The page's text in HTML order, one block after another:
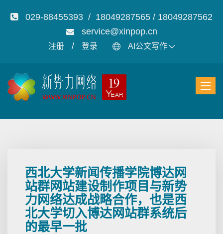
029-88455393 / 18049287565 / 18049287562
service@xinpop.cn
注册 / 登录 AI公文写作
西北大学新闻传播学院博达网
站群网站建设制作项目与新势
力网络达成战略合作，也是西
北大学切入博达网站群系统后
的最早一批